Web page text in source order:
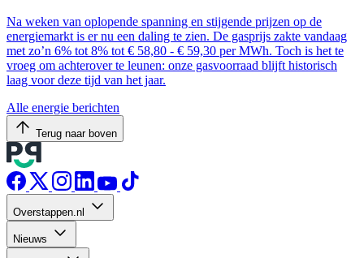
Na weken van oplopende spanning en stijgende prijzen op de
energiemarkt is er nu een daling te zien. De gasprijs zakte vandaag
met zo’n 6% tot 8% tot € 58,80 - € 59,30 per MWh. Toch is het te
vroeg om achterover te leunen: onze gasvoorraad blijft historisch
laag voor deze tijd van het jaar.
Alle energie berichten
Terug naar boven
Overstappen.nl
Nieuws